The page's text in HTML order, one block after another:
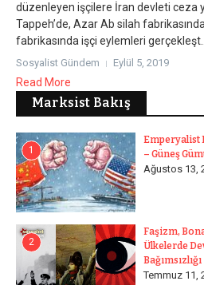
düzenleyen işçilere İran devleti ceza
Tappeh’de, Azar Ab silah
fabrikasında işçi eylemleri gerçekleşt...
Sosyalist Gündem Eylül 5, 2019
Read More
Marksist Bakış
1
Emperyalist
– Güneş
Ağustos 13,
2
Faşizm,
Ülkelerde
Temmuz 11,